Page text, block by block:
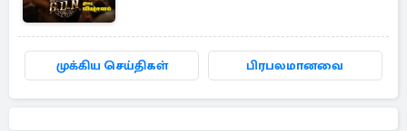
முக்கிய செய்திகள் பிரபலமானவை